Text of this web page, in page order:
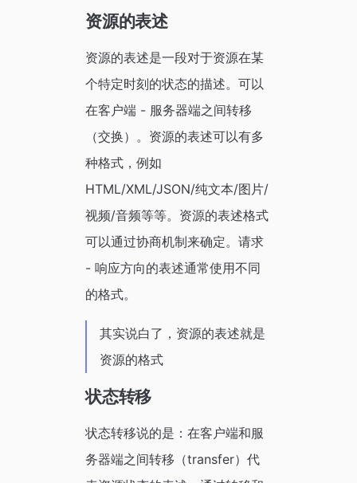
资源的表述
资源的表述是一段对于资源在某
个特定时刻的状态的描述。可以
在客户端 - 服务器端之间转移
（交换）。资源的表述可以有多
种格式，例如
HTML/XML/JSON/纯文本/图片/
视频/音频等等。资源的表述格式
可以通过协商机制来确定。请求
- 响应方向的表述通常使用不同
的格式。
其实说白了，资源的表述就是
资源的格式
状态转移
状态转移说的是：在客户端和服
务器端之间转移（transfer）代